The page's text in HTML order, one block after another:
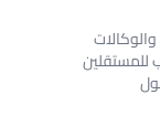
للمستقلين